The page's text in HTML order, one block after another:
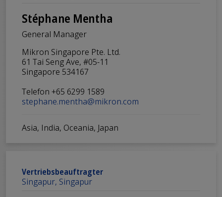
Stéphane Mentha
General Manager
Mikron Singapore Pte. Ltd.
61 Tai Seng Ave, #05-11
Singapore 534167
Telefon +65 6299 1589
stephane.mentha@mikron.com
Asia, India, Oceania, Japan
Vertriebsbeauftragter
Singapur, Singapur